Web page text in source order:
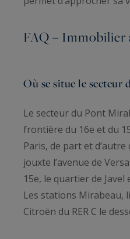
FAQ – Immobilier
Où se situe le secteur
Le secteur du Pont
frontière du 16e et du
Paris, de part et d’autre
jouxte l’avenue de
15e, le quartier de
Les stations Mirabeau,
Citroën du RER C le